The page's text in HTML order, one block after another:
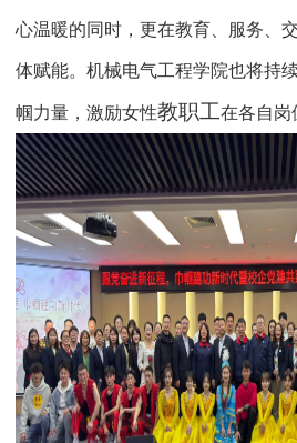
心温暖的同时，更在教育、服务、
体赋能。机械电气工程学院也将持
帼力量，激励女性教职工在各自岗